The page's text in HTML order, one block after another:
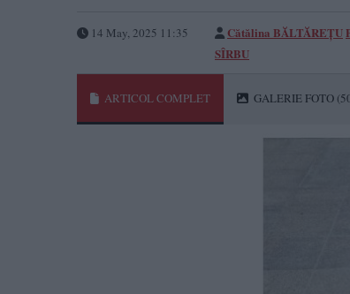
14 May, 2025 11:35 Cătălina BĂLTĂREȚU
SÎRBU
ARTICOL COMPLET GALERIE FOTO